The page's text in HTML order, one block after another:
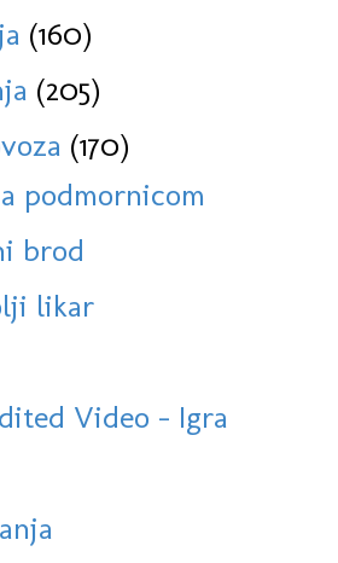
(160)
(205)
(170)
podmornicom
brod
likar
Video - Igra